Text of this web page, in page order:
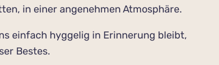
in einer angenehmen Atmosphäre.
einfach hyggelig in Erinnerung bleibt,
Bestes.